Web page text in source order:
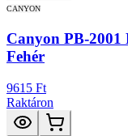
CANYON
Canyon PB-
Fehér
9615 Ft
Raktáron